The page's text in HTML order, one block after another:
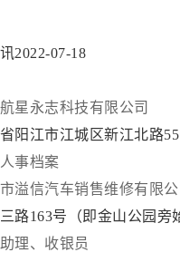
2022-07-18
星永志科技有限公司
阳江市江城区新江北路
事档案
溢信汽车销售维修有限公
路163号（即金山公园旁
理、收银员